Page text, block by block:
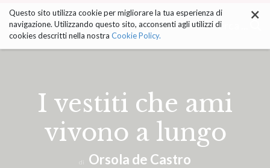
ai
contenuti.
|
Salta
Cerca ... ×
Questo sito utilizza cookie per migliorare la tua esperienza di
navigazione. Utilizzando questo sito, acconsenti agli utilizzi di
cookies descritti nella nostra Cookie Policy.
I vestiti che ami
vivono a lungo
di Orsola de Castro